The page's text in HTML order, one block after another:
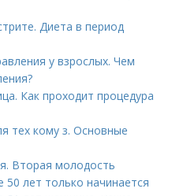
Диета в период
у взрослых. Чем
Как проходит процедура
тех кому з. Основные
Вторая молодость
лет только начинается